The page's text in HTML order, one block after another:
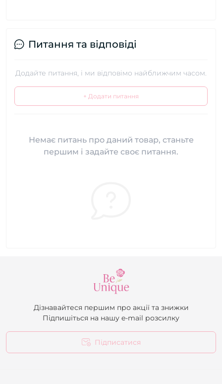
Питання та відповіді
Додайте питання, і ми відповімо найближчим часом.
+ Додати питання
Немає питань про даний товар, станьте
першим і задайте своє питання.
Дізнавайтеся першим про акції та знижки
Підпишіться на нашу e-mail розсилку
Підписатися